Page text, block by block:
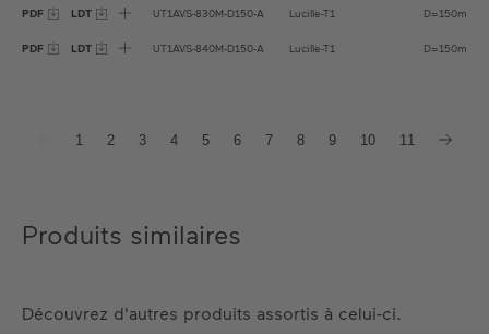
PDF LDT UT1AVS-830M-D150-A Lucille-T1 D=150mm
PDF LDT UT1AVS-840M-D150-A Lucille-T1 D=150mm
1 2 3 4 5 6 7 8 9 10 11
Produits similaires
Découvrez d'autres produits assortis à celui-ci.